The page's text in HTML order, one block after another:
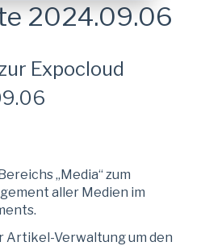
2024.09.06
Expocloud
„Media“ zum
aller Medien im
Artikel-Verwaltung um den